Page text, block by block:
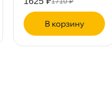
корзину